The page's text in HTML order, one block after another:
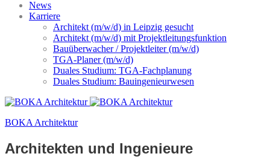
News
Karriere
Architekt (m/w/d) in Leipzig gesucht
Architekt (m/w/d) mit Projektleitungsfunktion
Bauüberwacher / Projektleiter (m/w/d)
TGA-Planer (m/w/d)
Duales Studium: TGA-Fachplanung
Duales Studium: Bauingenieurwesen
BOKA Architektur
Architekten und Ingenieure